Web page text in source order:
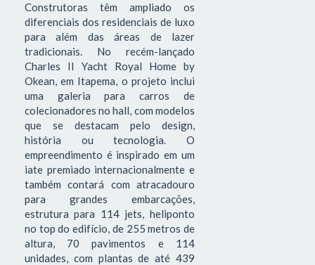
Construtoras têm ampliado os
diferenciais dos residenciais de luxo
para além das áreas de lazer
tradicionais. No recém-lançado
Charles II Yacht Royal Home by
Okean, em Itapema, o projeto inclui
uma galeria para carros de
colecionadores no hall, com modelos
que se destacam pelo design,
história ou tecnologia. O
empreendimento é inspirado em um
iate premiado internacionalmente e
também contará com atracadouro
para grandes embarcações,
estrutura para 114 jets, heliponto
no top do edifício, de 255 metros de
altura, 70 pavimentos e 114
unidades, com plantas de até 439